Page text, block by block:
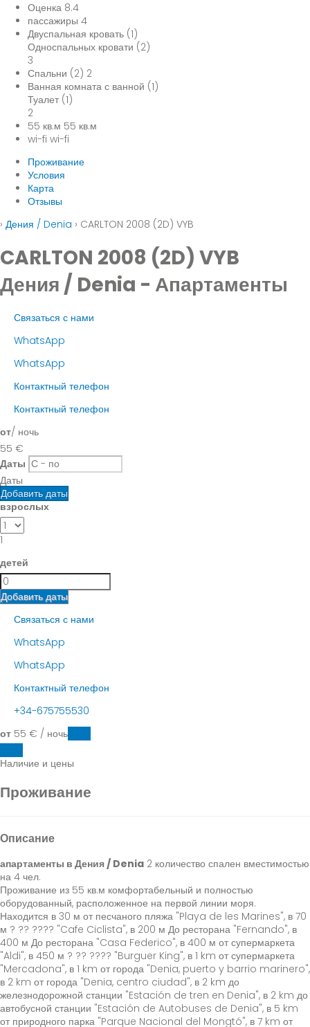
Оценка 8.4
пассажиры 4
Двуспальная кровать (1)
Односпальных кровати (2)
3
Спальни (2) 2
Ванная комната с ванной (1)
Туалет (1)
2
55 кв.м 55 кв.м
wi-fi wi-fi
Проживание
Условия
Карта
Отзывы
› Дения / Denia › CARLTON 2008 (2D) VYB
CARLTON 2008 (2D) VYB
Дения / Denia - Апартаменты
Связаться с нами
WhatsApp
WhatsApp
Контактный телефон
Контактный телефон
от/ ночь
55 €
Даты
Даты
Добавить даты
взрослых
1
детей
Добавить даты
Связаться с нами
WhatsApp
WhatsApp
Контактный телефон
+34-675755530
от 55 € / ночь
Наличие и цены
Проживание
Описание
апартаменты в Дения / Denia 2 количество спален вместимостью
на 4 чел.
Проживание из 55 кв.м комфортабельный и полностью
оборудованный, расположенное на первой линии моря.
Находится в 30 м от песчаного пляжа "Playa de les Marines", в 70
м ? ?? ???? "Cafe Ciclista", в 200 м До ресторана "Fernando", в
400 м До ресторана "Casa Federico", в 400 м от супермаркета
"Aldi", в 450 м ? ?? ???? "Burguer King", в 1 km от супермаркета
"Mercadona", в 1 km от города "Denia, puerto y barrio marinero",
в 2 km от города "Denia, centro ciudad", в 2 km до
железнодорожной станции "Estación de tren en Denia", в 2 km до
автобусной станции "Estación de Autobuses de Denia", в 5 km
от природного парка "Parque Nacional del Mongtó", в 7 km от